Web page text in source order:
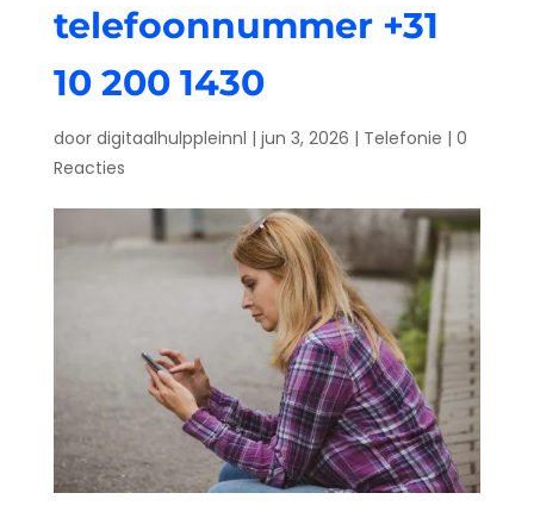
telefoonnummer +31
10 200 1430
door digitaalhulppleinnl | jun 3, 2026 | Telefonie | 0
Reacties